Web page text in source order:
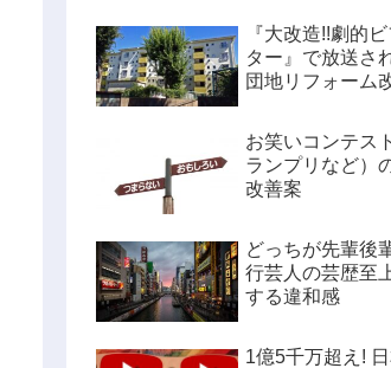
『大改造!!劇的
ター』で放送さ
団地リフォーム
お笑いコンテス
ランプリなど）
改善案
どっちが先輩後
行芸人の芸歴至
する違和感
1億5千万超え!